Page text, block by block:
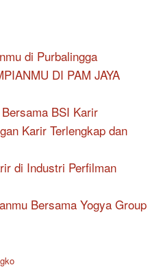
di Purbalingga
DI PAM JAYA
BSI Karir
Karir Terlengkap dan
di Industri Perfilman
Bersama Yogya Group